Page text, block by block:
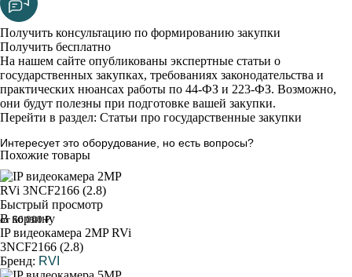
Получить консультацию по формированию закупки
Получить бесплатно
На нашем сайте опубликованы экспертные статьи о
государственных закупках, требованиях законодательства и
практических нюансах работы по 44-ФЗ и 223-ФЗ. Возможно,
они будут полезны при подготовке вашей закупки.
Перейти в раздел: Статьи про государственные закупки
Интересует это оборудование, но есть вопросы?
Похожие товары
Быстрый просмотр
В корзину
от 56 000 ₽
IP видеокамера 2MP RVi
3NCF2166 (2.8)
Бренд: RVI